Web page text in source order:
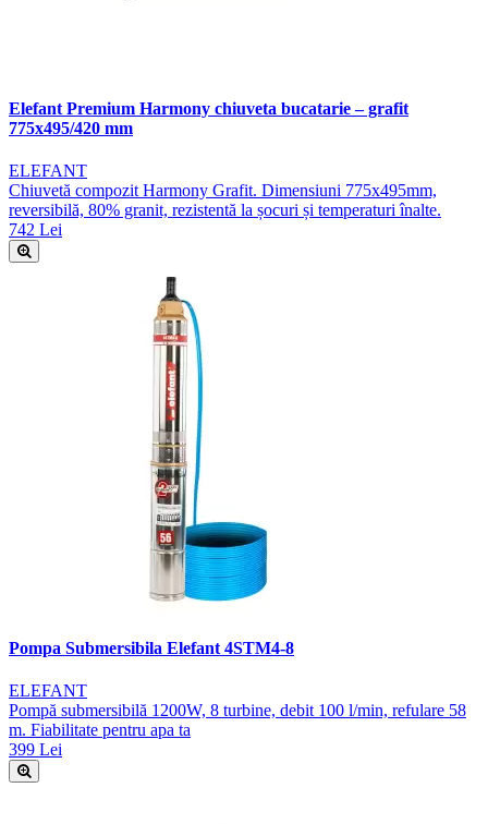
Elefant Premium Harmony chiuveta bucatarie – grafit
775x495/420 mm
ELEFANT
Chiuvetă compozit Harmony Grafit. Dimensiuni 775x495mm,
reversibilă, 80% granit, rezistentă la șocuri și temperaturi înalte.
742 Lei
Pompa Submersibila Elefant 4STM4-8
ELEFANT
Pompă submersibilă 1200W, 8 turbine, debit 100 l/min, refulare 58
m. Fiabilitate pentru apa ta
399 Lei